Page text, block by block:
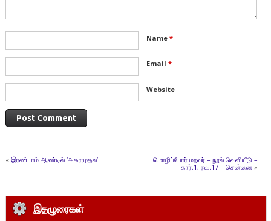
Name *
Email *
Website
« இரண்டாம் ஆண்டில் ‘அகரமுதல’
மொழிப்போர் மறவர் – நூல் வெளியீடு –
கார்.1, நவ.17 – சென்னை »
இதழுரைகள்